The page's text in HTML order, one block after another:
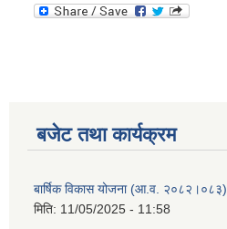
बजेट तथा कार्यक्रम
बार्षिक विकास योजना (आ.व. २०८२।०८३)
मिति: 11/05/2025 - 11:58